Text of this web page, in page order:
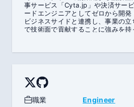
事サービス「Cyta.jp」や決済サー
ードエンジニアとしてゼロから開発
ビジネスサイドと連携し、事業の立
で技術面で貢献することに強みを
題を解決することに情熱を注いで
職業
Engineer